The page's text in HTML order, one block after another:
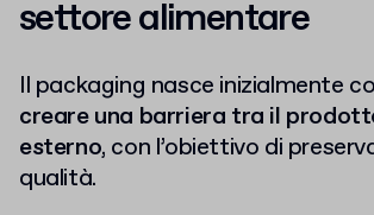
settore alimentare
Il packaging nasce inizialmente
creare una barriera tra il
esterno, con l’obiettivo di
qualità.